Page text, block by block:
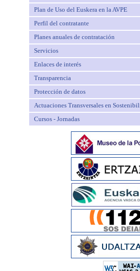
Plan de Uso del Euskera en la AVPE
Perfil del contratante
Planes anuales de contratación
Servicios
Enlaces de interés
Transparencia
Protección de datos
Actuaciones Transversales en
Cursos - Jornadas